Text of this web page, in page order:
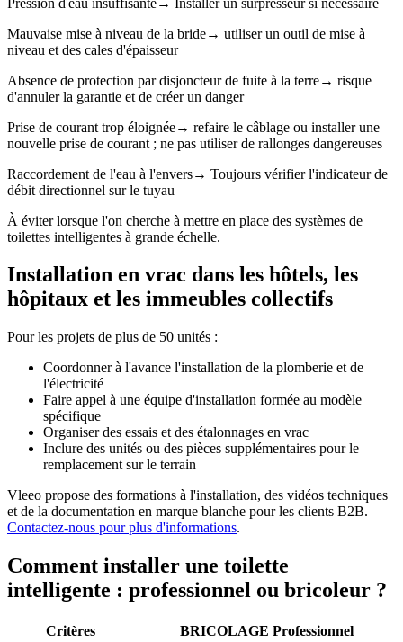
Mauvaise mise à niveau de la bride→ utiliser un outil de mise à
niveau et des cales d'épaisseur
Absence de protection par disjoncteur de fuite à la terre→ risque
d'annuler la garantie et de créer un danger
Prise de courant trop éloignée→ refaire le câblage ou installer une
nouvelle prise de courant ; ne pas utiliser de rallonges dangereuses
Raccordement de l'eau à l'envers→ Toujours vérifier l'indicateur de
débit directionnel sur le tuyau
À éviter lorsque l'on cherche à mettre en place des systèmes de
toilettes intelligentes à grande échelle.
Installation en vrac dans les hôtels, les
hôpitaux et les immeubles collectifs
Pour les projets de plus de 50 unités :
Coordonner à l'avance l'installation de la plomberie et de
l'électricité
Faire appel à une équipe d'installation formée au modèle
spécifique
Organiser des essais et des étalonnages en vrac
Inclure des unités ou des pièces supplémentaires pour le
remplacement sur le terrain
Vleeo propose des formations à l'installation, des vidéos techniques
et de la documentation en marque blanche pour les clients B2B.
Contactez-nous pour plus d'informations.
Comment installer une toilette
intelligente : professionnel ou bricoleur ?
Critères BRICOLAGE Professionnel